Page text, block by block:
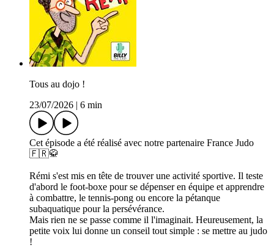
Tous au dojo !
23/07/2026
6 min
Cet épisode a été réalisé avec notre partenaire France Judo
🇫🇷🥋
Rémi s'est mis en tête de trouver une activité sportive. Il teste
d'abord le foot-boxe pour se dépenser en équipe et apprendre
à combattre, le tennis-pong ou encore la pétanque
subaquatique pour la persévérance.
Mais rien ne se passe comme il l'imaginait. Heureusement, la
petite voix lui donne un conseil tout simple : se mettre au judo
!